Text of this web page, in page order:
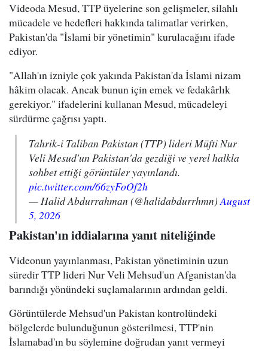
Videoda Mesud, TTP üyelerine son gelişmeler, silahlı
mücadele ve hedefleri hakkında talimatlar verirken,
Pakistan'da "İslami bir yönetimin" kurulacağını ifade
ediyor.
"Allah'ın izniyle çok yakında Pakistan'da İslami nizam
hâkim olacak. Ancak bunun için emek ve fedakârlık
gerekiyor." ifadelerini kullanan Mesud, mücadeleyi
sürdürme çağrısı yaptı.
Tahrik-i Taliban Pakistan (TTP) lideri Müfti Nur
Veli Mesud'un Pakistan'da gezdiği ve yerel halkla
sohbet ettiği görüntüler yayınlandı.
pic.twitter.com/66zyFoOf2h
— Halid Abdurrahman (@halidabdurrhmn)August
5, 2026
Pakistan'ın iddialarına yanıt niteliğinde
Videonun yayınlanması, Pakistan yönetiminin uzun
süredir TTP lideri Nur Veli Mehsud'un Afganistan'da
barındığı yönündeki suçlamalarının ardından geldi.
Görüntülerde Mehsud'un Pakistan kontrolündeki
bölgelerde bulunduğunun gösterilmesi, TTP'nin
İslamabad'ın bu söylemine doğrudan yanıt vermeyi